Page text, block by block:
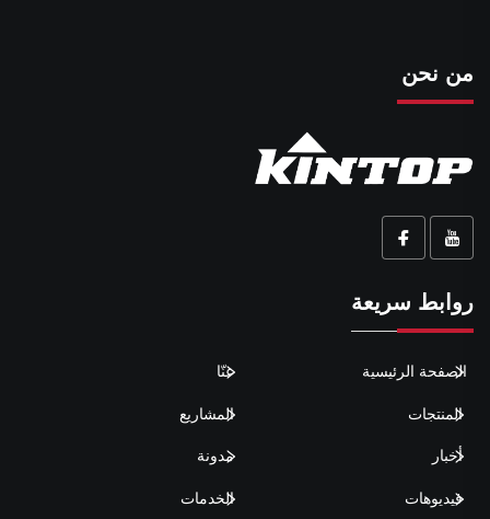
من نحن
روابط سريعة
الصفحة الرئيسية عنّا
المنتجات المشاريع
أخبار مدونة
فيديوهات الخدمات